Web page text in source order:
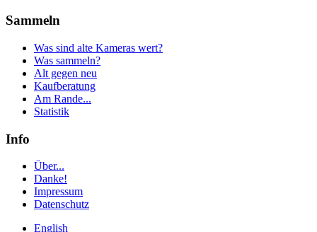
Sammeln
Was sind alte Kameras wert?
Was sammeln?
Alt gegen neu
Kaufberatung
Am Rande...
Statistik
Info
Über...
Danke!
Impressum
Datenschutz
English